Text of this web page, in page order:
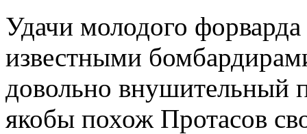
Удачи молодого форварда
известными
довольно внушительный
якобы похож Протасов